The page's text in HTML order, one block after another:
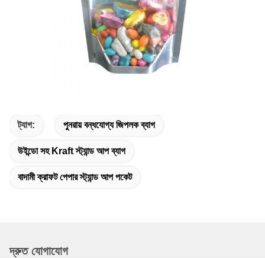
ট্যাগ: পুনরায় বন্ধযোগ্য জিপলক ব্যাগ
উইন্ডো সহ Kraft স্ট্যান্ড আপ ব্যাগ
বাদামী ক্রাফট পেপার স্ট্যান্ড আপ পকেট
দ্রুত যোগাযোগ